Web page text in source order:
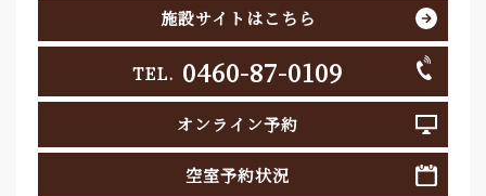
施設サイトはこちら
TEL. 0460-87-0109
オンライン予約
空室予約状況